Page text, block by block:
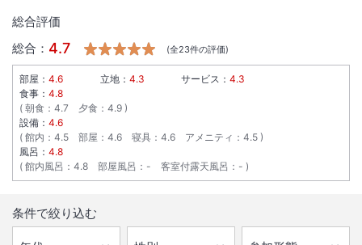
総合評価
総合： 4.7 (全23件の評価)
部屋： 4.6 立地： 4.3 サービス： 4.3
食事： 4.8
朝食 ： 4.7 夕食 ： 4.9
設備： 4.6
館内 ： 4.5 部屋 ： 4.6 寝具 ： 4.6 アメニティ ： 4.5
風呂： 4.8
館内風呂 ： 4.8 部屋風呂 ： - 客室付露天風呂 ： -
条件で絞り込む